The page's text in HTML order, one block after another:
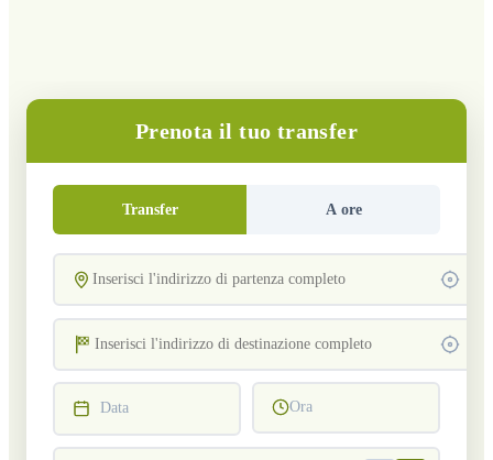
Prenota il tuo transfer
Transfer A ore
Data Ora